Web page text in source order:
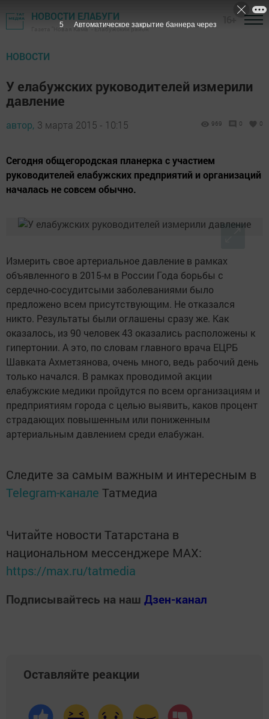
НОВОСТИ ЕЛАБУГИ
Газета "Новая Кама" - Елабужский район
НОВОСТИ
У елабужских руководителей измерили
давление
автор, 3 марта 2015 - 10:15 969 0 0
Сегодня общегородская планерка с участием
руководителей елабужских предприятий и организаций
началась не совсем обычно.
Измерить свое артериальное давление в рамках
объявленного в 2015-м в России Года борьбы с
сердечно-сосудитсыми заболеваниями было
предложено всем присутствующим. Не отказался
никто. Результаты были оглашены сразу же. Как
оказалось, из 90 человек 43 оказались расположены к
гипертонии. А это, по словам главного врача ЕЦРБ
Шавката Ахметзянова, очень много, ведь рабочий день
только начался. В рамках проводимой акции
елабужские медики пройдутся по всем организациям и
предприятиям города с целью выявить, каков процент
страдающих повышенным или пониженным
артериальным давлением среди елабужан.
Следите за самым важным и интересным в
Telegram-канале Татмедиа
Читайте новости Татарстана в
национальном мессенджере MАХ:
https://max.ru/tatmedia
Подписывайтесь на наш Дзен-канал
Оставляйте реакции
4 Автоматическое закрытие баннера через